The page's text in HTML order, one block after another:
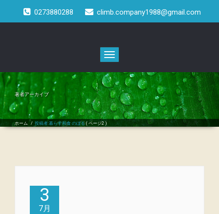
0273880288 climb.company1988@gmail.com
Toggle
navigation
著者アーカイブ
ホーム / 投稿者:暮らす和食 のぼる ( ページ2 )
3
7月